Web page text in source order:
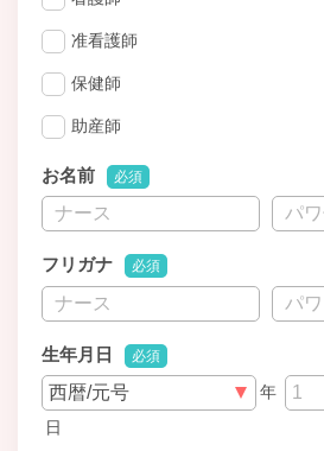
准看護師
保健師
助産師
お名前 必須
フリガナ 必須
生年月日 必須
年
日